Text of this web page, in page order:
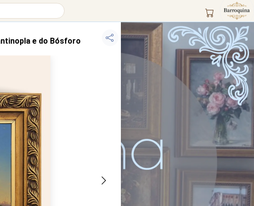
e do Bósforo